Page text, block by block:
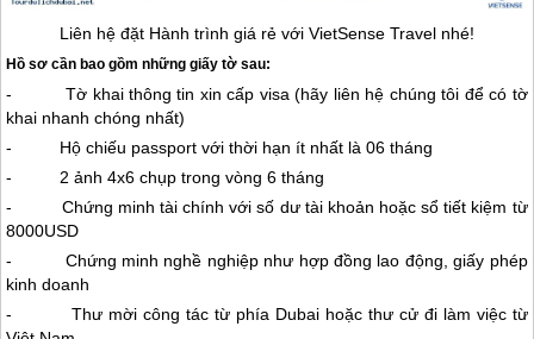
Liên hệ đặt Hành trình giá rẻ với VietSense Travel nhé!
Hồ sơ cần bao gồm những giấy tờ sau:
- Tờ khai thông tin xin cấp visa (hãy liên hệ chúng tôi để có tờ
khai nhanh chóng nhất)
- Hộ chiếu passport với thời hạn ít nhất là 06 tháng
- 2 ảnh 4x6 chụp trong vòng 6 tháng
- Chứng minh tài chính với số dư tài khoản hoặc sổ tiết kiệm từ
8000USD
- Chứng minh nghề nghiệp như hợp đồng lao động, giấy phép
kinh doanh
- Thư mời công tác từ phía Dubaihoặc thư cử đi làm việc từ